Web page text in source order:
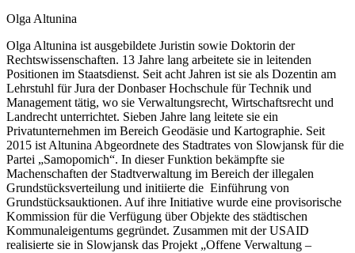
Olga Altunina
Olga Altunina ist ausgebildete Juristin sowie Doktorin der
Rechtswissenschaften. 13 Jahre lang arbeitete sie in leitenden
Positionen im Staatsdienst. Seit acht Jahren ist sie als Dozentin am
Lehrstuhl für Jura der Donbaser Hochschule für Technik und
Management tätig, wo sie Verwaltungsrecht, Wirtschaftsrecht und
Landrecht unterrichtet. Sieben Jahre lang leitete sie ein
Privatunternehmen im Bereich Geodäsie und Kartographie. Seit
2015 ist Altunina Abgeordnete des Stadtrates von Slowjansk für die
Partei „Samopomich“. In dieser Funktion bekämpfte sie
Machenschaften der Stadtverwaltung im Bereich der illegalen
Grundstücksverteilung und initiierte die Einführung von
Grundstücksauktionen. Auf ihre Initiative wurde eine provisorische
Kommission für die Verfügung über Objekte des städtischen
Kommunaleigentums gegründet. Zusammen mit der USAID
realisierte sie in Slowjansk das Projekt „Offene Verwaltung –